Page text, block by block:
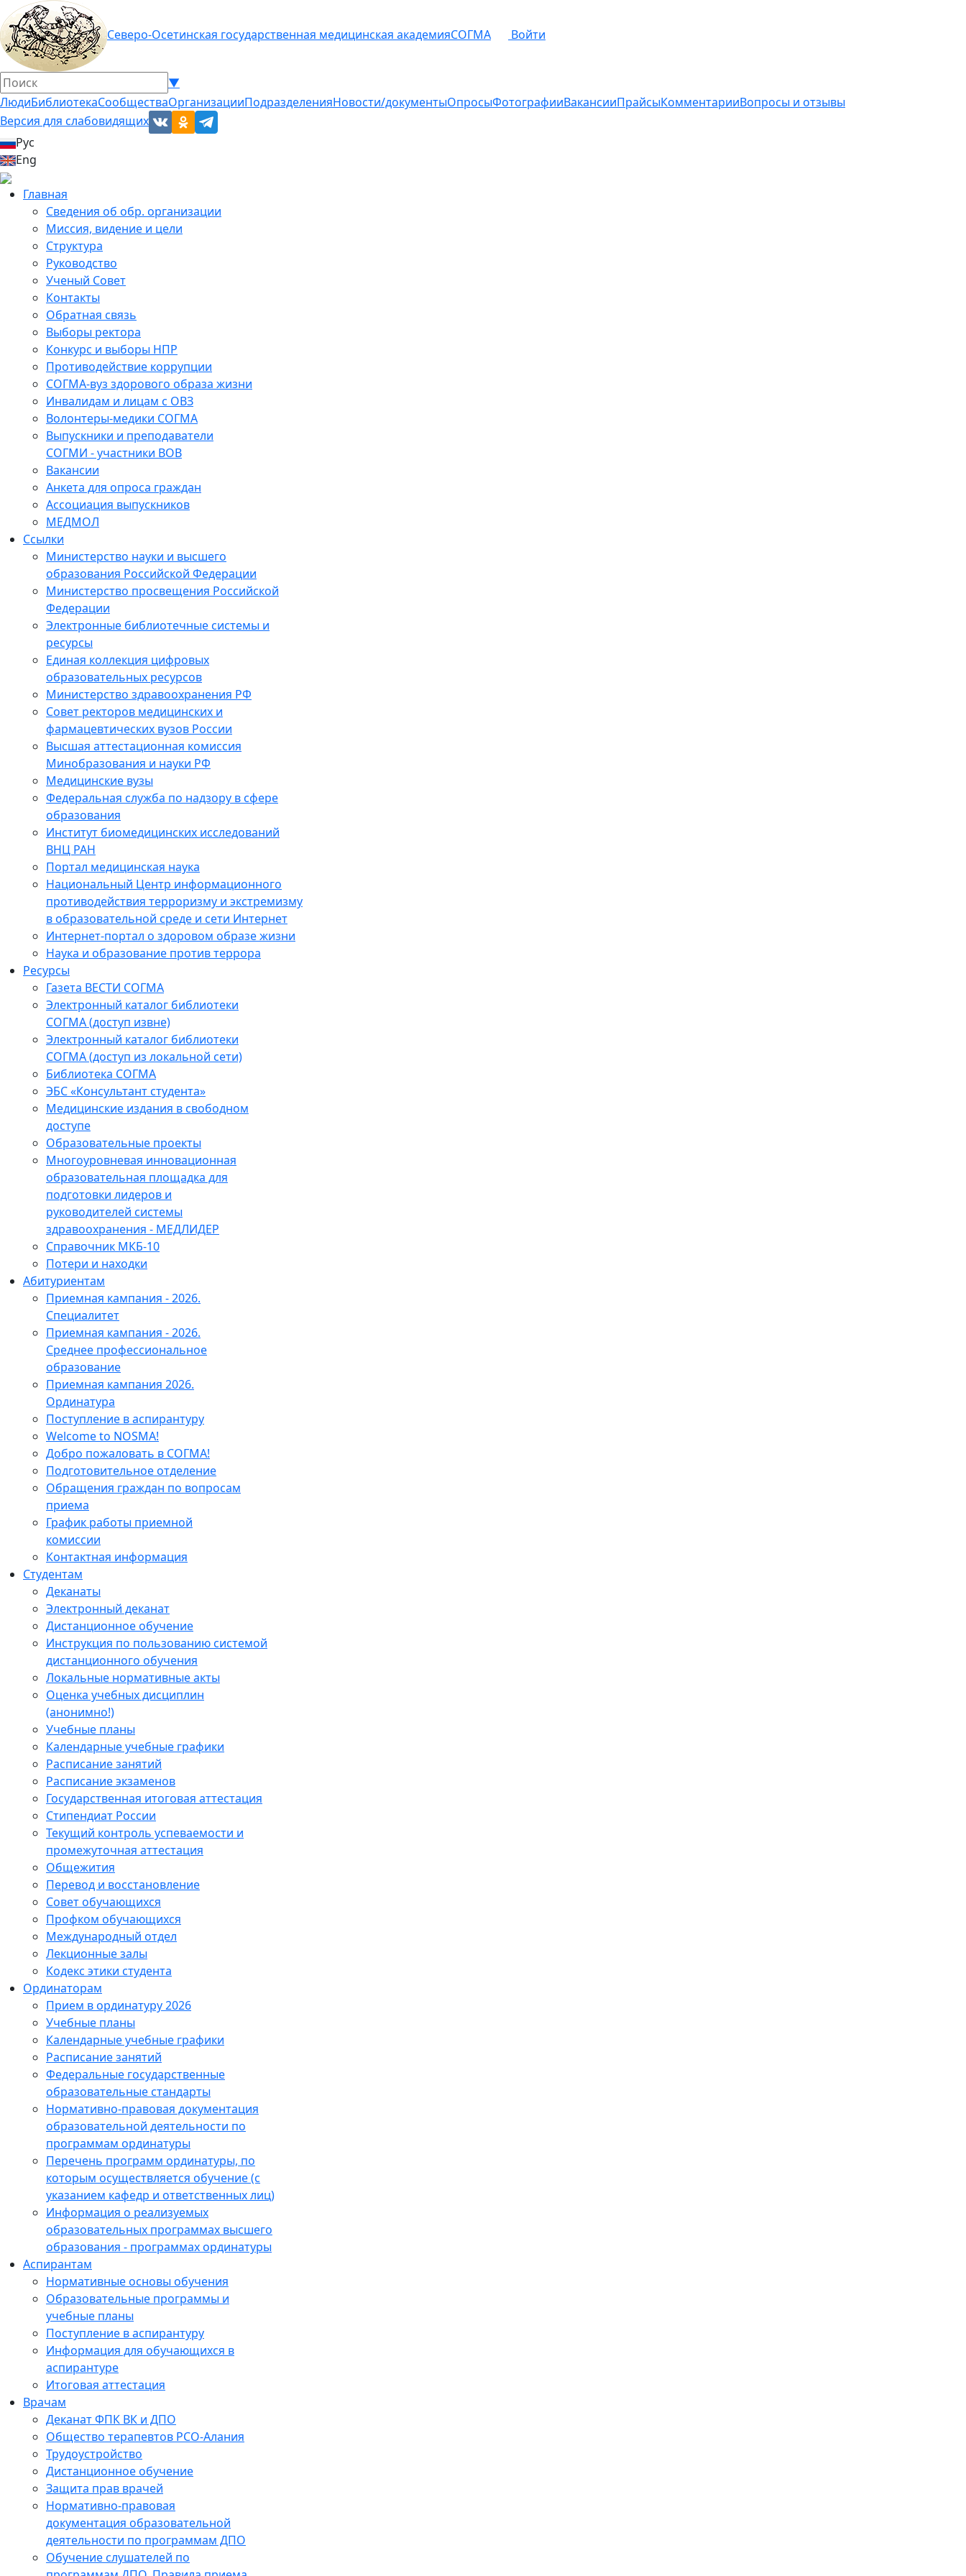
Северо-Осетинская государственная медицинская академияСОГМА Войти
▼
ЛюдиБиблиотекаСообществаОрганизацииПодразделенияНовости/документыОпросыФотографииВакансииПрайсыКомментарииВопросы и отзывы
Версия для слабовидящих
Рус
Eng
Главная
Сведения об обр. организации
Миссия, видение и цели
Структура
Руководство
Ученый Совет
Контакты
Обратная связь
Выборы ректора
Конкурс и выборы НПР
Противодействие коррупции
СОГМА-вуз здорового образа жизни
Инвалидам и лицам с ОВЗ
Волонтеры-медики СОГМА
Выпускники и преподаватели
СОГМИ - участники ВОВ
Вакансии
Анкета для опроса граждан
Ассоциация выпускников
МЕДМОЛ
Ссылки
Министерство науки и высшего
образования Российской Федерации
Министерство просвещения Российской
Федерации
Электронные библиотечные системы и
ресурсы
Единая коллекция цифровых
образовательных ресурсов
Министерство здравоохранения РФ
Совет ректоров медицинских и
фармацевтических вузов России
Высшая аттестационная комиссия
Минобразования и науки РФ
Медицинские вузы
Федеральная служба по надзору в сфере
образования
Институт биомедицинских исследований
ВНЦ РАН
Портал медицинская наука
Национальный Центр информационного
противодействия терроризму и экстремизму
в образовательной среде и сети Интернет
Интернет-портал о здоровом образе жизни
Наука и образование против террора
Ресурсы
Газета ВЕСТИ СОГМА
Электронный каталог библиотеки
СОГМА (доступ извне)
Электронный каталог библиотеки
СОГМА (доступ из локальной сети)
Библиотека СОГМА
ЭБС «Консультант студента»
Медицинские издания в свободном
доступе
Образовательные проекты
Многоуровневая инновационная
образовательная площадка для
подготовки лидеров и
руководителей системы
здравоохранения - МЕДЛИДЕР
Справочник МКБ-10
Потери и находки
Абитуриентам
Приемная кампания - 2026.
Специалитет
Приемная кампания - 2026.
Среднее профессиональное
образование
Приемная кампания 2026.
Ординатура
Поступление в аспирантуру
Welcome to NOSMA!
Добро пожаловать в СОГМА!
Подготовительное отделение
Обращения граждан по вопросам
приема
График работы приемной
комиссии
Контактная информация
Студентам
Деканаты
Электронный деканат
Дистанционное обучение
Инструкция по пользованию системой
дистанционного обучения
Локальные нормативные акты
Оценка учебных дисциплин
(анонимно!)
Учебные планы
Календарные учебные графики
Расписание занятий
Расписание экзаменов
Государственная итоговая аттестация
Стипендиат России
Текущий контроль успеваемости и
промежуточная аттестация
Общежития
Перевод и восстановление
Совет обучающихся
Профком обучающихся
Международный отдел
Лекционные залы
Кодекс этики студента
Ординаторам
Прием в ординатуру 2026
Учебные планы
Календарные учебные графики
Расписание занятий
Федеральные государственные
образовательные стандарты
Нормативно-правовая документация
образовательной деятельности по
программам ординатуры
Перечень программ ординатуры, по
которым осуществляется обучение (с
указанием кафедр и ответственных лиц)
Информация о реализуемых
образовательных программах высшего
образования - программах ординатуры
Аспирантам
Нормативные основы обучения
Образовательные программы и
учебные планы
Поступление в аспирантуру
Информация для обучающихся в
аспирантуре
Итоговая аттестация
Врачам
Деканат ФПК ВК и ДПО
Общество терапевтов РСО-Алания
Трудоустройство
Дистанционное обучение
Защита прав врачей
Нормативно-правовая
документация образовательной
деятельности по программам ДПО
Обучение слушателей по